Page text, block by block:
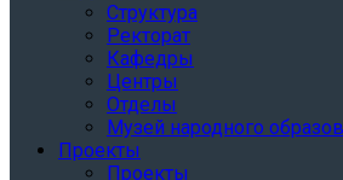
Структура
Ректорат
Кафедры
Центры
Отделы
Музей народного
Проекты
Проекты